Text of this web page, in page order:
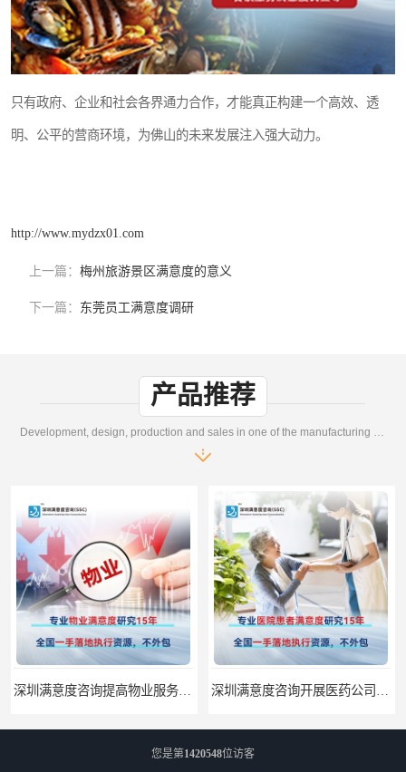
只有政府、企业和社会各界通力合作，才能真正构建一个高效、透
明、公平的营商环境，为佛山的未来发展注入强大动力。
http://www.mydzx01.com
上一篇： 梅州旅游景区满意度的意义
下一篇： 东莞员工满意度调研
产品推荐
Development, design, production and sales in one of the manufacturing enterprises
您是第1420548位访客